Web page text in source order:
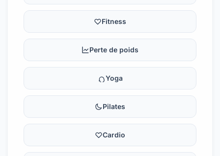
Fitness
Perte de poids
Yoga
Pilates
Cardio